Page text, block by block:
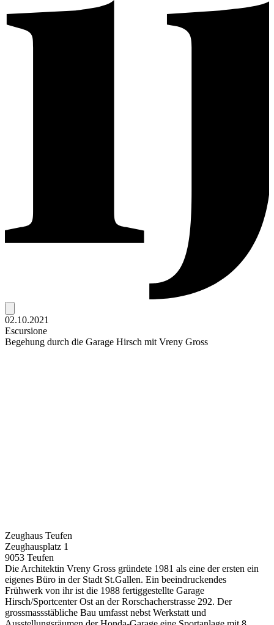
02.10.2021
Escursione
Begehung durch die Garage Hirsch mit Vreny Gross
Zeughaus Teufen
Zeughausplatz 1
9053 Teufen
Die Architektin Vreny Gross gründete 1981 als eine der ersten ein
eigenes Büro in der Stadt St.Gallen. Ein beeindruckendes
Frühwerk von ihr ist die 1988 fertiggestellte Garage
Hirsch/Sportcenter Ost an der Rorschacherstrasse 292. Der
grossmassstäbliche Bau umfasst nebst Werkstatt und